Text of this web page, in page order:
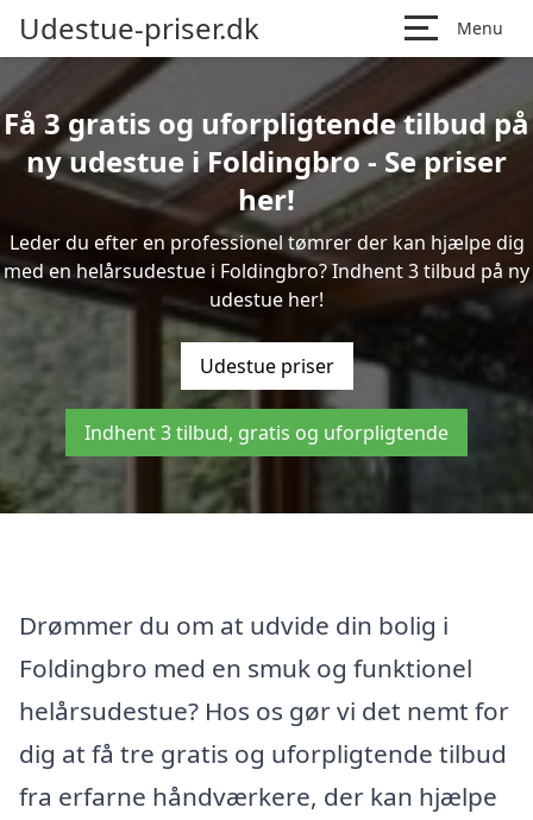
Udestue-priser.dk Menu
Få 3 gratis og uforpligtende tilbud på
ny udestue i Foldingbro - Se priser
her!
Leder du efter en professionel tømrer der kan hjælpe dig
med en helårsudestue i Foldingbro? Indhent 3 tilbud på ny
udestue her!
Udestue priser
Indhent 3 tilbud, gratis og uforpligtende
Drømmer du om at udvide din bolig i
Foldingbro med en smuk og funktionel
helårsudestue? Hos os gør vi det nemt for
dig at få tre gratis og uforpligtende tilbud
fra erfarne håndværkere, der kan hjælpe